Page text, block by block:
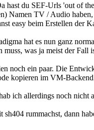
hast du SEF-Urls 'out of
Namen TV / Audio
easy beim Erstellen der
hat es nun ganz
was ja meist der Fall
noch ein paar. Die
kopieren im VM-
ich allerdings noch
rummachst, dann